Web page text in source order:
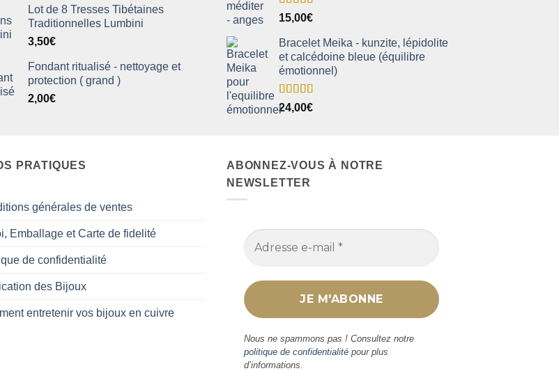
Lot de 8 Tresses Tibétaines
Traditionnelles Lumbini
3,50€
Fondant ritualisé - nettoyage et
protection ( grand )
2,00€
Note5.00
sur 5
15,00€
Bracelet Meika - kunzite, lépidolite
et calcédoine bleue (équilibre
émotionnel)
Note5.00
sur 5
24,00€
PRATIQUES
générales de ventes
Emballage et Carte de fidelité
de confidentialité
des Bijoux
entretenir vos bijoux en cuivre
ABONNEZ-VOUS À NOTRE
NEWSLETTER
Nous ne spammons pas ! Consultez notre
politique de confidentialité pour plus
d’informations.